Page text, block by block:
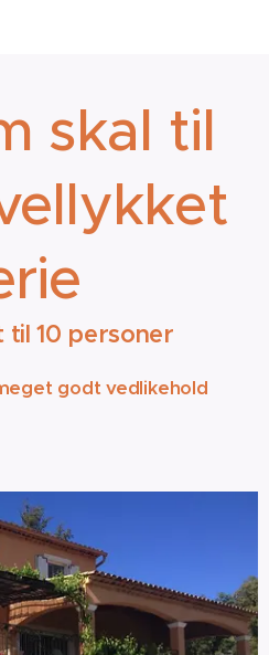
skal til
10 personer
godt vedlikehold